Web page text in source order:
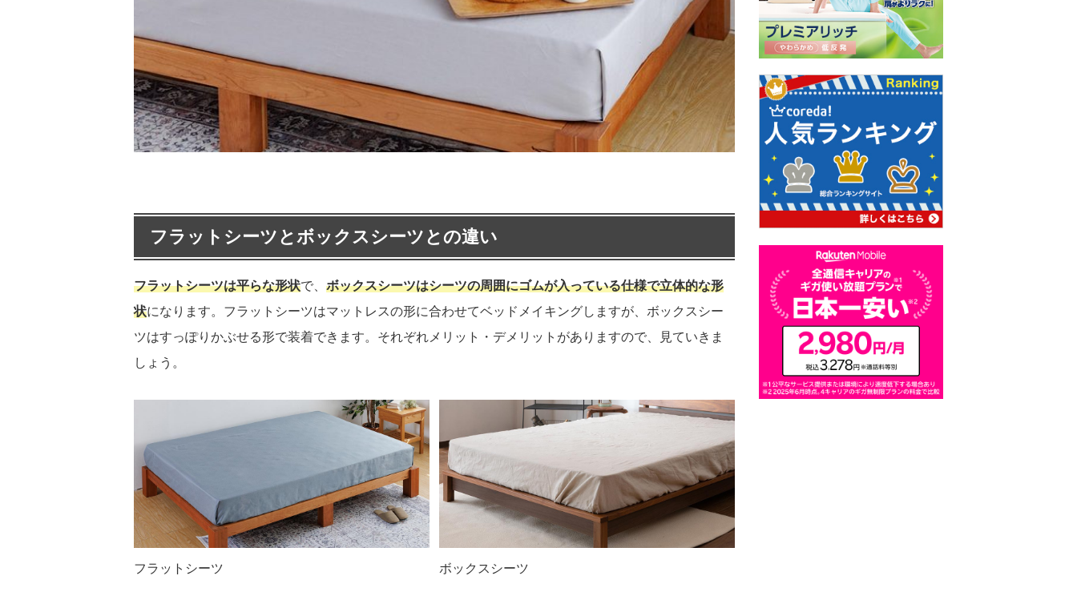
フラットシーツとボックスシーツとの違い
フラットシーツは平らな形状で、 ボックスシーツはシーツの周囲にゴムが入っている仕様で立体的な形
状になります。フラットシーツはマットレスの形に合わせてベッドメイキングしますが、ボックスシー
ツはすっぽりかぶせる形で装着できます。それぞれメリット・デメリットがありますので、見ていきま
しょう。
フラットシーツ ボックスシーツ